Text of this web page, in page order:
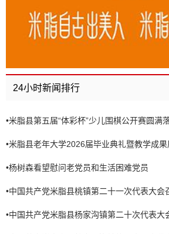
24小时新闻排行
•米脂县第五届“体彩杯”少儿围棋公开赛圆满
•米脂县老年大学2026届毕业典礼暨教学成
•杨树森看望慰问老党员和生活困难党员
•中国共产党米脂县桃镇第二十一次代表大会
•中国共产党米脂县杨家沟镇第二十次代表大